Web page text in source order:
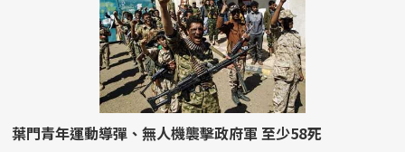
葉門青年運動導彈、無人機襲擊政府軍 至少58死